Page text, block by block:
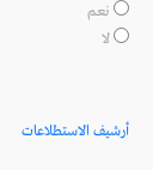
نعم
لا
أرشيف الاستطلاعات